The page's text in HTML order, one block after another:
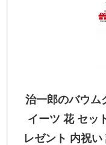
治一郎のバウ
イーツ 花 セッ
レゼント 内祝